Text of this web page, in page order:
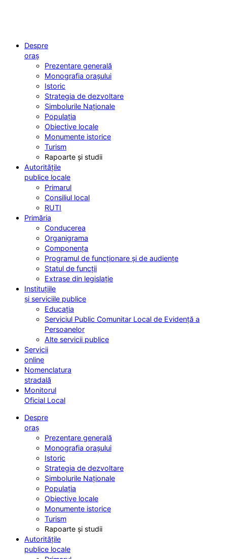
Despre
oraș
Prezentare generală
Monografia orașului
Istoric
Strategia de dezvoltare
Simbolurile Naționale
Populația
Obiective locale
Monumente istorice
Turism
Rapoarte și studii
Autoritățile
publice locale
Primarul
Consiliul local
RUTI
Primăria
Conducerea
Organigrama
Componența
Programul de funcționare și de audiențe
Statul de funcții
Extrase din legislație
Instituțiile
și serviciile publice
Educația
Serviciul Public Comunitar Local de Evidență a
Persoanelor
Alte servicii publice
Servicii
online
Nomenclatura
stradală
Monitorul
Oficial Local
Despre
oraș
Prezentare generală
Monografia orașului
Istoric
Strategia de dezvoltare
Simbolurile Naționale
Populația
Obiective locale
Monumente istorice
Turism
Rapoarte și studii
Autoritățile
publice locale